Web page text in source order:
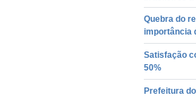
Quebra do
importância
Satisfação
50%
Prefeitura